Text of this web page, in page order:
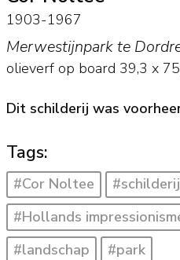
1903-1967
Merwestijnpark te
olieverf op board 39,3 x
Dit schilderij was
Tags:
#Cor Noltee
#Hollands
#landschap
#park